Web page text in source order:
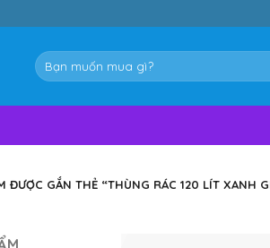
Tìm
kiếm:
ĐƯỢC GẮN THẺ “THÙNG RÁC 120 LÍT XANH